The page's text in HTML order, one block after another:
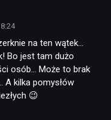
na ten wątek…
Bo jest tam dużo
osób… Może to brak
A kilka pomysłów
😉